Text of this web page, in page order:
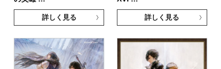
詳しく見る 詳しく見る